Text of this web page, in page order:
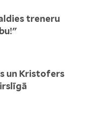
treneru
un Kristofers